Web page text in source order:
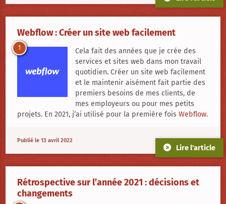
Webflow : Créer un site web facilement
1
Cela fait des années que je crée des
services et sites web dans mon travail
quotidien. Créer un site web facilement
et le maintenir aisément fait partie des
premiers besoins de mes clients, de
mes employeurs ou pour mes petits
projets. En 2021, j’ai utilisé pour la première foisWebflow.
Publié le 13 avril 2022
Lire l'article
Rétrospective sur l’année 2021 : décisions et
changements